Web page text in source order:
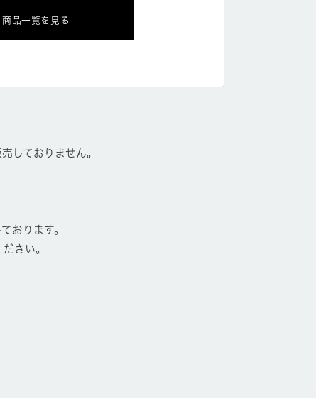
商品一覧を見る
しておりません。
おります。
さい。